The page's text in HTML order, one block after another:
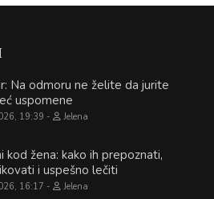
Na odmoru ne želite da jurite
uspomene
19:39 Jelena
kod žena: kako ih prepoznati,
i uspešno lečiti
16:17 Jelena